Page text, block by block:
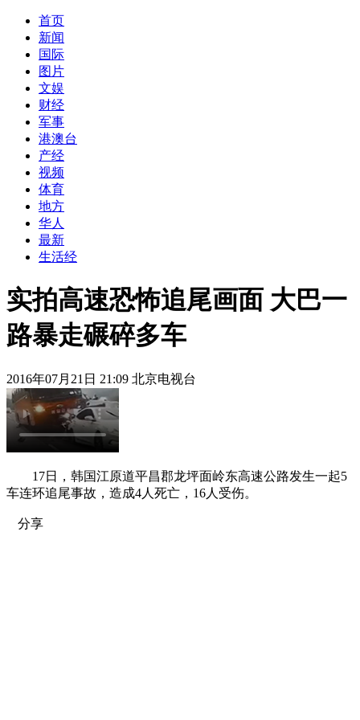
首页
新闻
国际
图片
文娱
财经
军事
港澳台
产经
视频
体育
地方
华人
最新
生活经
实拍高速恐怖追尾画面 大巴一
路暴走碾碎多车
2016年07月21日 21:09 北京电视台
17日，韩国江原道平昌郡龙坪面岭东高速公路发生一起5
车连环追尾事故，造成4人死亡，16人受伤。
分享